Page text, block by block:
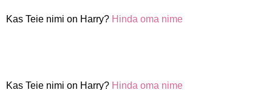
Kas Teie nimi on Harry? Hinda oma nime
Kas Teie nimi on Harry? Hinda oma nime